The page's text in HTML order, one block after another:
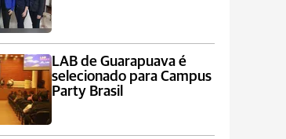
LAB de Guarapuava é
selecionado para Campus
Party Brasil